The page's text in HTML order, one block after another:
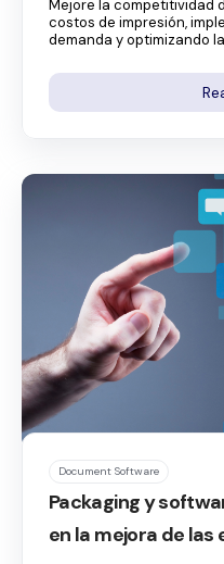
Mejore la competitividad
costos de impresión,
demanda y optimizando
Document Software
Packaging y
en la mejora de las